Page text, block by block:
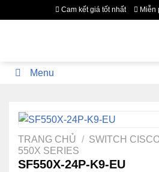
qua
Cam kết giá tốt nhất Miễn
Menu
TRANG CHỦ / SWITCH
550X SERIES
SF550X-24P-K9-EU